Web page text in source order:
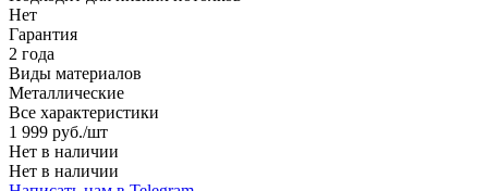
Нет
Гарантия
2 года
Виды материалов
Металлические
Все характеристики
1 999 руб./шт
Нет в наличии
Нет в наличии